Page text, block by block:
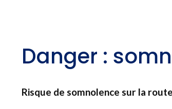
Danger :
Risque de somnolence sur la